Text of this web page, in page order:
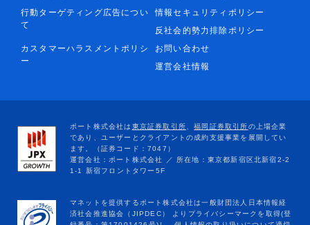
行動ターゲティング広告につい
て
情報セキュリティポリシー
反社会的勢力排除ポリシー
カスタマーハラスメントポリシ
ー
お問い合わせ
運営会社情報